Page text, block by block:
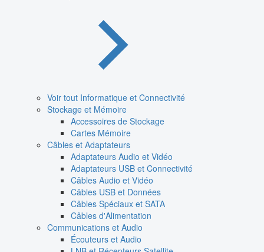
Voir tout Informatique et Connectivité
Stockage et Mémoire
Accessoires de Stockage
Cartes Mémoire
Câbles et Adaptateurs
Adaptateurs Audio et Vidéo
Adaptateurs USB et Connectivité
Câbles Audio et Vidéo
Câbles USB et Données
Câbles Spéciaux et SATA
Câbles d'Alimentation
Communications et Audio
Écouteurs et Audio